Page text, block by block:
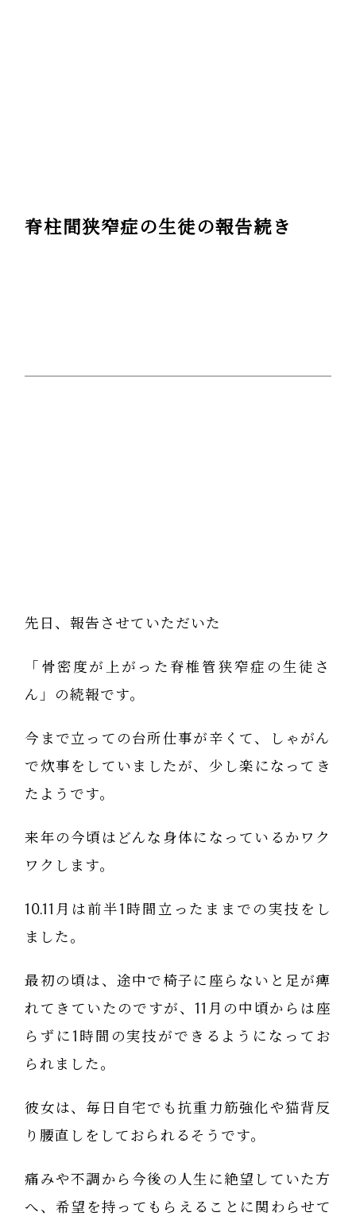
脊柱間狭窄症の生徒の報告続き
先日、報告させていただいた
「骨密度が上がった脊椎管狭窄症の生徒さ
ん」の続報です。
今まで立っての台所仕事が辛くて、しゃがん
で炊事をしていましたが、少し楽になってき
たようです。
来年の今頃はどんな身体になっているかワク
ワクします。
10.11月は前半1時間立ったままでの実技をし
ました。
最初の頃は、途中で椅子に座らないと足が痺
れてきていたのですが、11月の中頃からは座
らずに1時間の実技ができるようになってお
られました。
彼女は、毎日自宅でも抗重力筋強化や猫背反
り腰直しをしておられるそうです。
痛みや不調から今後の人生に絶望していた方
へ、希望を持ってもらえることに関わらせて